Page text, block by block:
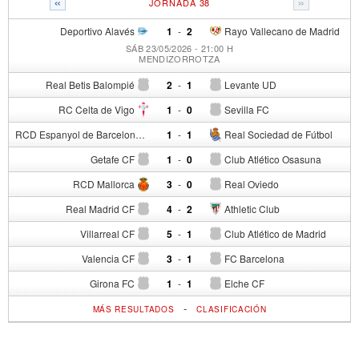
Deportivo Alavés 1 - Rayo Vallecano de Madrid
2
SÁB 23/05/2026 - 21:00 H
MENDIZORROTZA
Real Betis Balompié 2 - Levante UD
1
RC Celta de Vigo 1 - Sevilla FC
0
RCD Espanyol de Barcelona 1 - Real Sociedad de Fútbol
1
Getafe CF 1 - Club Atlético Osasuna
0
RCD Mallorca 3 - Real Oviedo
0
Real Madrid CF 4 - Athletic Club
2
Villarreal CF 5 - Club Atlético de Madrid
1
Valencia CF 3 - FC Barcelona
1
Girona FC 1 - Elche CF
1
MÁS RESULTADOS -CLASIFICACIÓN